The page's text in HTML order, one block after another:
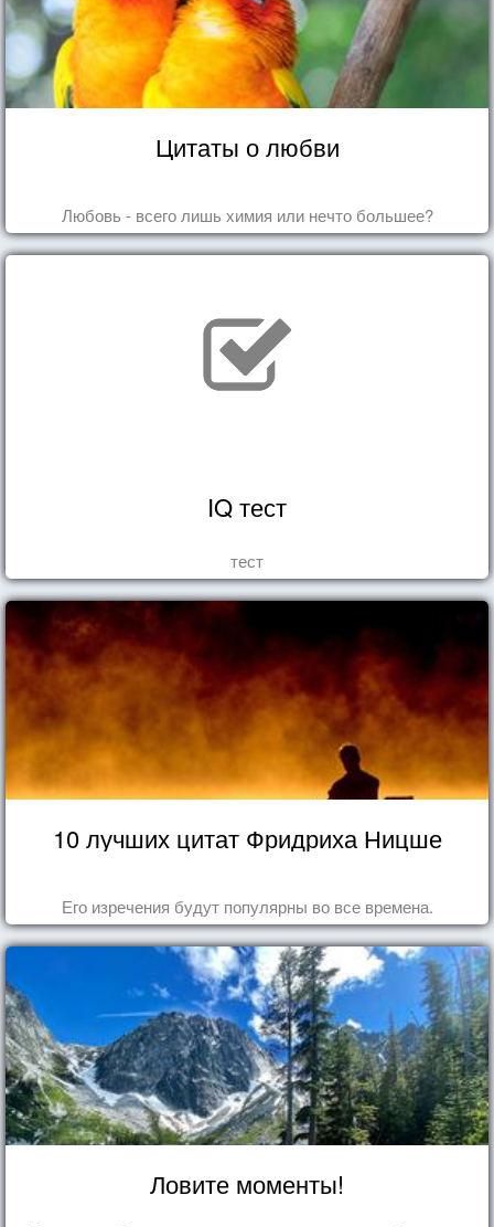
Цитаты о любви
Любовь - всего лишь химия или нечто большее?
IQ тест
тест
10 лучших цитат Фридриха Ницше
Его изречения будут популярны во все времена.
Ловите моменты!